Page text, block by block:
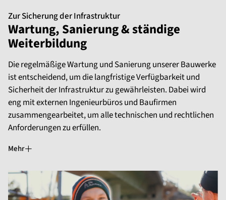
Zur Sicherung der Infrastruktur
Wartung, Sanierung & ständige
Weiterbildung
Die regelmäßige Wartung und Sanierung unserer Bauwerke
ist entscheidend, um die langfristige Verfügbarkeit und
Sicherheit der Infrastruktur zu gewährleisten. Dabei wird
eng mit externen Ingenieurbüros und Baufirmen
zusammengearbeitet, um alle technischen und rechtlichen
Anforderungen zu erfüllen.
Mehr